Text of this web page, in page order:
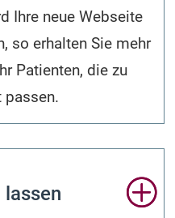
Ihre neue Webseite
so erhalten Sie mehr
Patienten, die zu
passen.